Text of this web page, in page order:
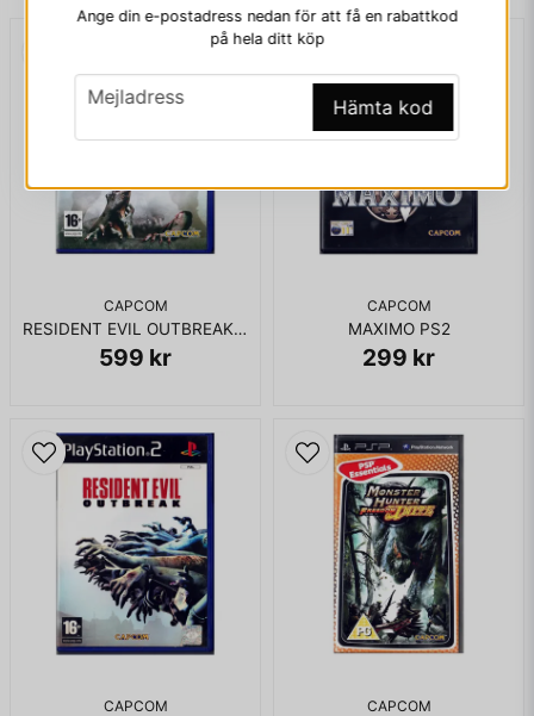
CAPCOM
RESIDENT EVIL OUTBREAK FILE #2 PS2
599 kr
CAPCOM
MAXIMO PS2
299 kr
CAPCOM CAPCOM
Mejladress
Ange din e-postadress nedan för att få en rabattkod
på hela ditt köp
email
Mejladress Hämta kod